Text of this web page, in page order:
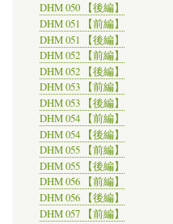
DHM 050 【後編】
DHM 051 【前編】
DHM 051 【後編】
DHM 052 【前編】
DHM 052 【後編】
DHM 053 【前編】
DHM 053 【後編】
DHM 054 【前編】
DHM 054 【後編】
DHM 055 【前編】
DHM 055 【後編】
DHM 056 【前編】
DHM 056 【後編】
DHM 057 【前編】